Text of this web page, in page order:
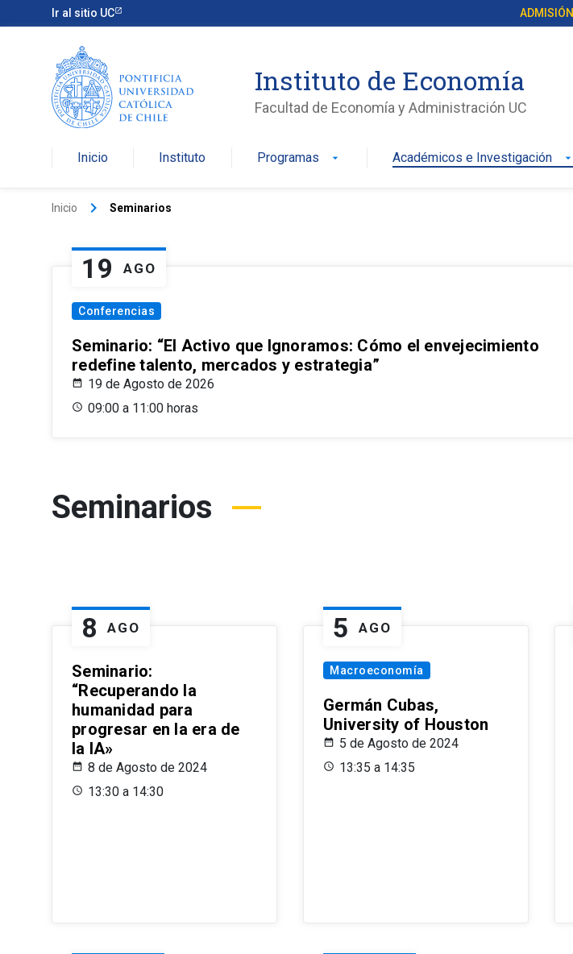
Ir al sitio UC ADMISIÓN
Instituto de Economía
Facultad de Economía y Administración UC
Inicio Instituto Programas arrow_drop_down Académicos e Investigación arrow_drop_down
Inicio keyboard_arrow_right Seminarios
19 AGO
Conferencias
Seminario: “El Activo que Ignoramos: Cómo el envejecimiento
redefine talento, mercados y estrategia”
19 de Agosto de 2026
09:00 a 11:00 horas
Seminarios
8 AGO
Seminario:
“Recuperando la
humanidad para
progresar en la era de
la IA»
8 de Agosto de 2024
13:30 a 14:30
5 AGO
Macroeconomía
Germán Cubas,
University of Houston
5 de Agosto de 2024
13:35 a 14:35